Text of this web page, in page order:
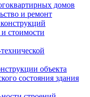
домов
и ремонт
и стоимости
объекта
состояния здания